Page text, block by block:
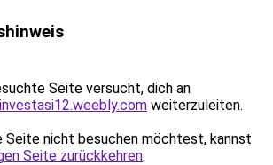
Seite versucht, dich an
weiterzuleiten.
Seite nicht besuchen möchtest, kannst
Seite zurückkehren.